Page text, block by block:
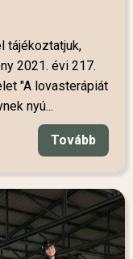
tájékoztatjuk,
2021. évi 217.
"A lovasterápiát
nyú...
Tovább